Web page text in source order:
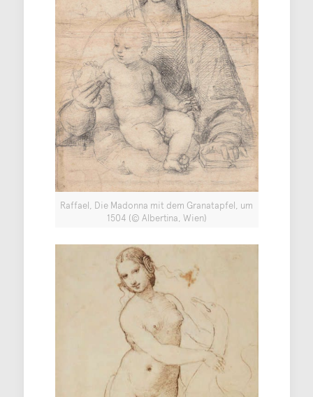
Raffael, Die Madonna mit dem Granatapfel, um
1504 (© Albertina, Wien)